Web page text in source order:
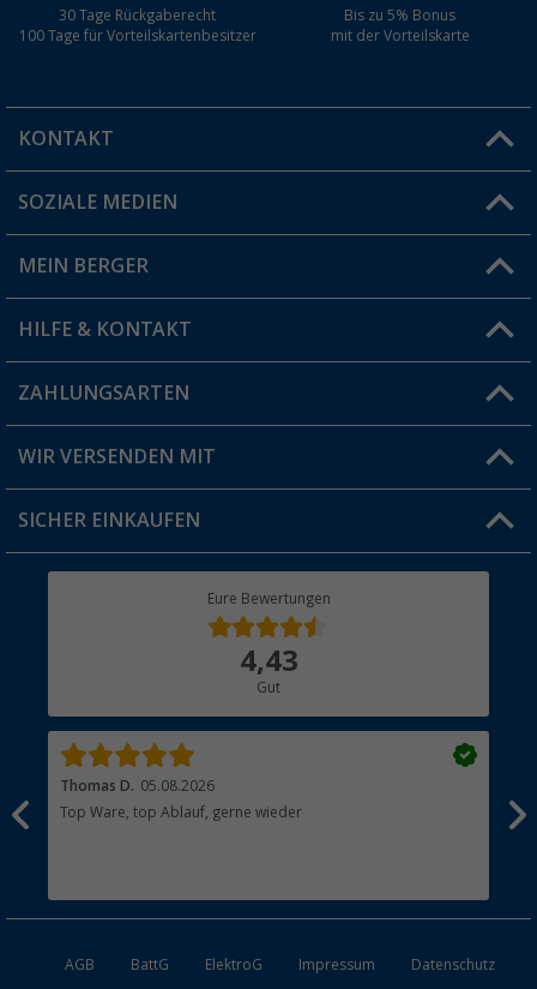
30 Tage Rückgaberecht
100 Tage für Vorteilskartenbesitzer
Bis zu 5% Bonus
mit der Vorteilskarte
KONTAKT
Du hast eine Frage?
Filiale finden
SOZIALE MEDIEN
MEIN BERGER
Vorteilskarte
Blog
Jobs & Karriere
HILFE & KONTAKT
FAQ & Kontakt
Versandinformationen
Rücksendung
ZAHLUNGSARTEN
WIR VERSENDEN MIT
SICHER EINKAUFEN
Eure Bewertungen
4,43
Gut
Thomas D. 05.08.2026
Top Ware, top Ablauf, gerne wieder
AGB BattG ElektroG Impressum
Datenschutz